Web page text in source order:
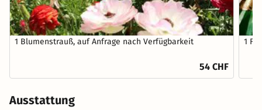
1 Blumenstrauß, auf Anfrage nach Verfügbarkeit
54 CHF
1
Ausstattung